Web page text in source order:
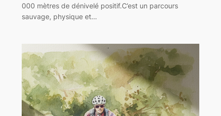
000 mètres de dénivelé positif.C’est un parcours
sauvage, physique et…